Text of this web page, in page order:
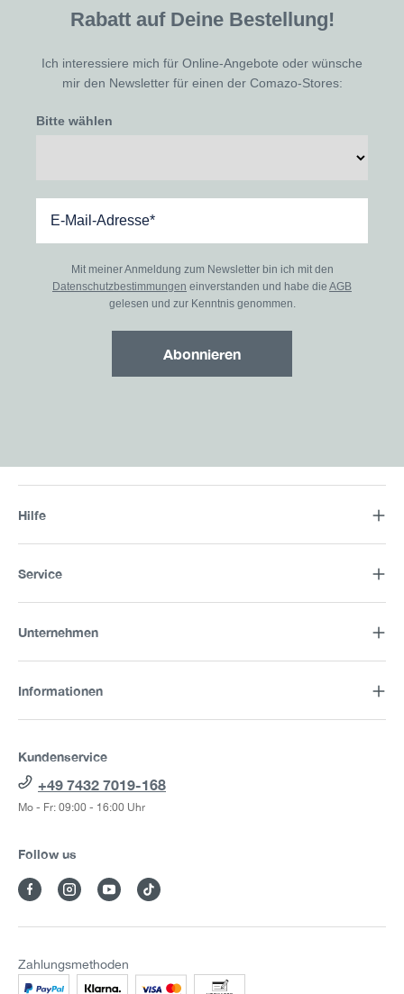
Rabatt auf Deine Bestellung!
Ich interessiere mich für Online-Angebote oder wünsche
mir den Newsletter für einen der Comazo-Stores:
Bitte wählen
Mit meiner Anmeldung zum Newsletter bin ich mit den
Datenschutzbestimmungen einverstanden und habe die AGB
gelesen und zur Kenntnis genommen.
Abonnieren
Hilfe
Service
Unternehmen
Informationen
Kundenservice
+49 7432 7019-168
Mo - Fr: 09:00 - 16:00 Uhr
Follow us
Zahlungsmethoden